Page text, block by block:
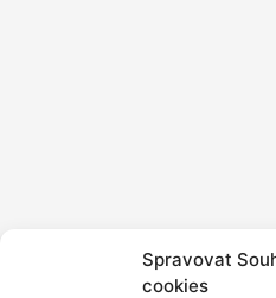
Spravovat
cookies